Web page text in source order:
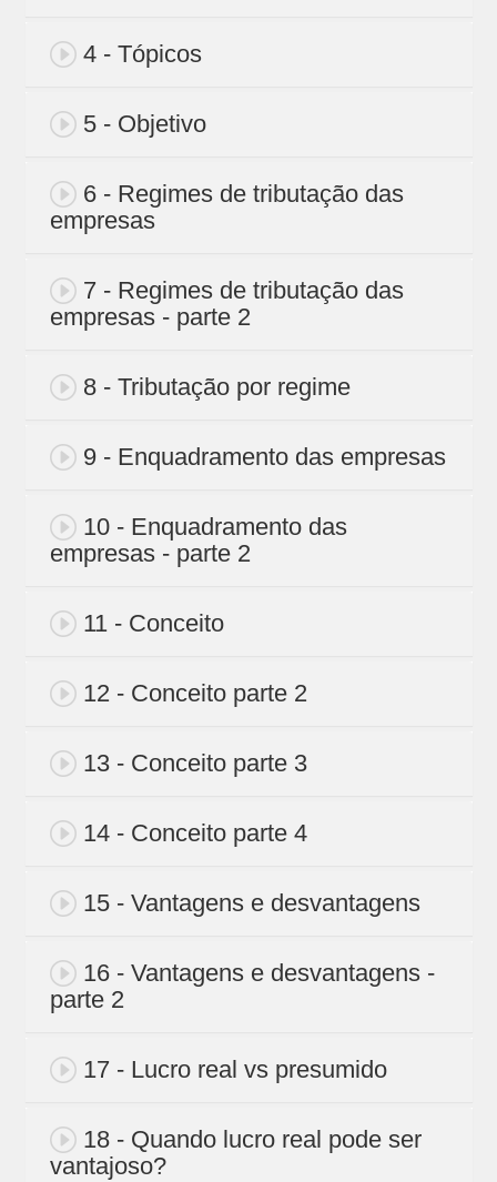
4 - Tópicos
5 - Objetivo
6 - Regimes de tributação das
empresas
7 - Regimes de tributação das
empresas - parte 2
8 - Tributação por regime
9 - Enquadramento das empresas
10 - Enquadramento das
empresas - parte 2
11 - Conceito
12 - Conceito parte 2
13 - Conceito parte 3
14 - Conceito parte 4
15 - Vantagens e desvantagens
16 - Vantagens e desvantagens -
parte 2
17 - Lucro real vs presumido
18 - Quando lucro real pode ser
vantajoso?